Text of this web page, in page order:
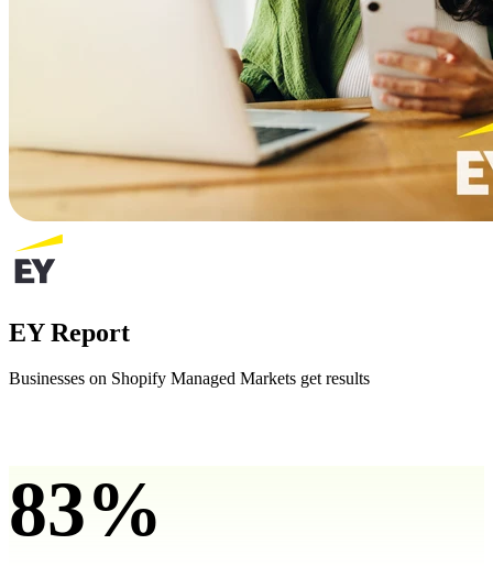
EY Report
Businesses on Shopify Managed Markets get results
83%